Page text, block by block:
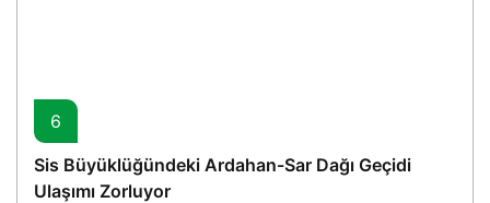
6
Sis Büyüklüğündeki Ardahan-Sar Dağı Geçidi
Ulaşımı Zorluyor